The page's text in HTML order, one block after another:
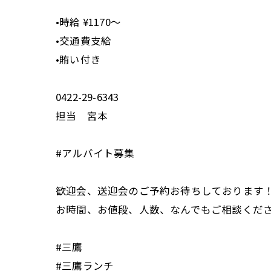
•時給 ¥1170〜
•交通費支給
•賄い付き
0422-29-6343
担当 宮本
#アルバイト募集
歓迎会、送迎会のご予約お待ちしております
お時間、お値段、人数、なんでもご相談くだ
#三鷹
#三鷹ランチ